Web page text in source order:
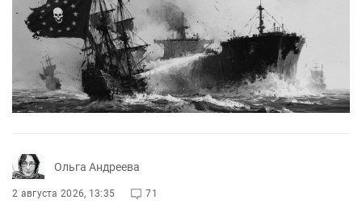
Ольга Андреева
2 августа 2026, 13:35 71